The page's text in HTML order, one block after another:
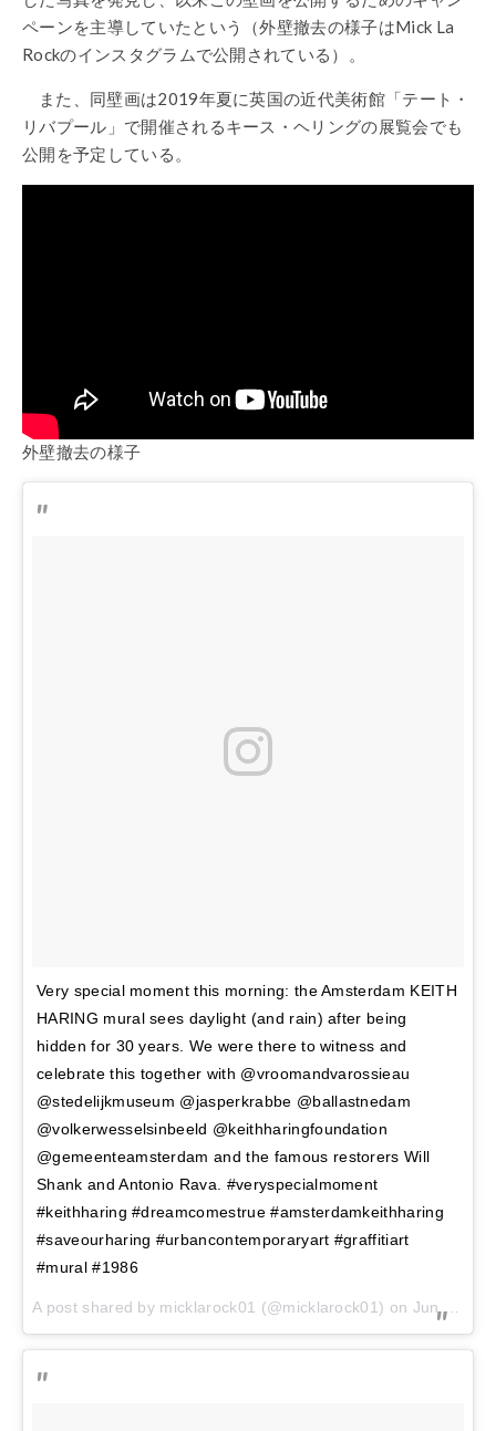
ペーンを主導していたという（外壁撤去の様子はMick La
Rockのインスタグラムで公開されている）。
また、同壁画は2019年夏に英国の近代美術館「テート・
リバプール」で開催されるキース・ヘリングの展覧会でも
公開を予定している。
外壁撤去の様子
Very special moment this morning: the Amsterdam KEITH
HARING mural sees daylight (and rain) after being
hidden for 30 years. We were there to witness and
celebrate this together with @vroomandvarossieau
@stedelijkmuseum @jasperkrabbe @ballastnedam
@volkerwesselsinbeeld @keithharingfoundation
@gemeenteamsterdam and the famous restorers Will
Shank and Antonio Rava. #veryspecialmoment
#keithharing #dreamcomestrue #amsterdamkeithharing
#saveourharing #urbancontemporaryart #graffitiart
#mural #1986
A post shared by micklarock01 (@micklarock01) on Jun 18, 2018 at 7:00am PDT